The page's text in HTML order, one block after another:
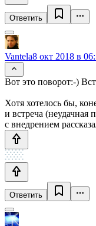
Ответить
Vantela8 окт 2018 в
Вот это поворот:-)
Хотя хотелось бы,
и встреча
с внедрением
Ответить